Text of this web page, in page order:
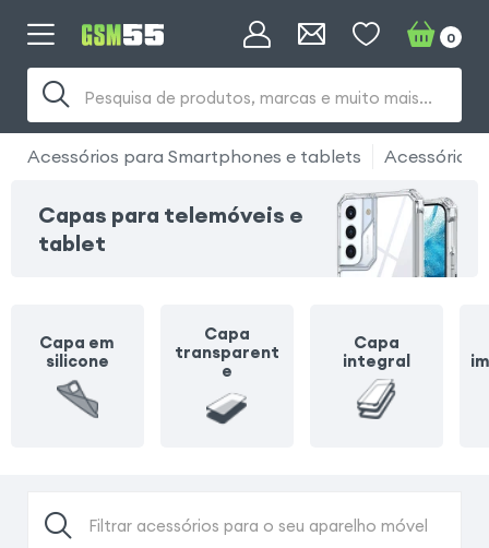
Pesquisa de produtos, marcas e muito mais...
0
Acessórios para Smartphones e tablets Acessórios
Capas para telemóveis e
tablet
Capa em
silicone
Capa
transparent
e
Capa
integral
Filtrar acessórios para o seu aparelho móvel